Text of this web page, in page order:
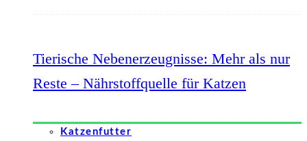
Tierische Nebenerzeugnisse: Mehr als nur
Reste – Nährstoffquelle für Katzen
Katzenfutter